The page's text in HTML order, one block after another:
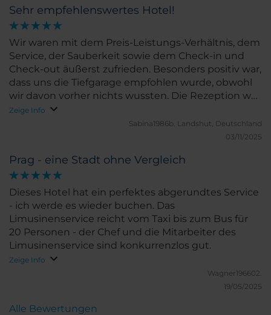
Sehr empfehlenswertes Hotel!
Wir waren mit dem Preis-Leistungs-Verhältnis, dem
Service, der Sauberkeit sowie dem Check-in und
Check-out äußerst zufrieden. Besonders positiv war,
dass uns die Tiefgarage empfohlen wurde, obwohl
wir davon vorher nichts wussten. Die Rezeption war
sehr professionell. Insgesamt ein sehr angenehmer
Aufenthalt – absolut empfehlenswert!
Zeige Info
Sabina1986b.
Landshut, Deutschland
03/11/2025
Prag - eine Stadt ohne Vergleich
Dieses Hotel hat ein perfektes abgerundtes Service
- ich werde es wieder buchen. Das
Limusinenservice reicht vom Taxi bis zum Bus für
20 Personen - der Chef und die Mitarbeiter des
Limusinenservice sind konkurrenzlos gut.
Zeige Info
Wagner196602.
19/05/2025
Alle Bewertungen